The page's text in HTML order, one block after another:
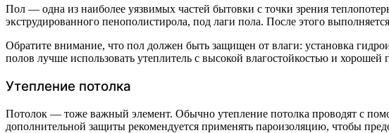
Пол — одна из наиболее уязвимых частей бытовки с точки зрения
экструдированного пенополистирола, под лаги пола. После этого
Обратите внимание, что пол должен быть защищен от влаги: установка
полов лучше использовать утеплитель с высокой влагостойкостью и хорошей
Утепление потолка
Потолок — тоже важный элемент. Обычно утепление потолка проводят с
дополнительной защиты рекомендуется применять пароизоляцию, чтобы